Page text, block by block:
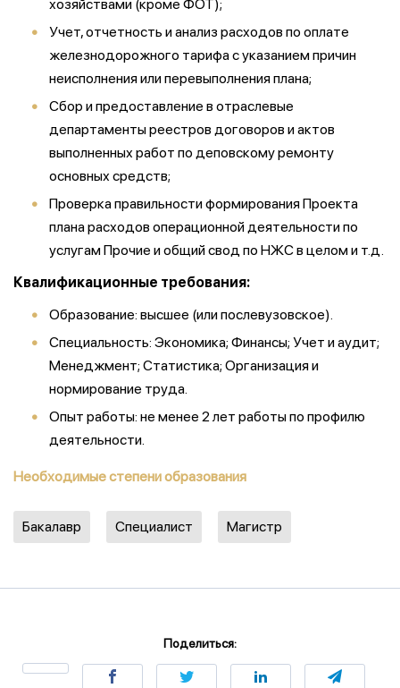
хозяйствами (кроме ФОТ);
Учет, отчетность и анализ расходов по оплате
железнодорожного тарифа с указанием причин
неисполнения или перевыполнения плана;
Сбор и предоставление в отраслевые
департаменты реестров договоров и актов
выполненных работ по деповскому ремонту
основных средств;
Проверка правильности формирования Проекта
плана расходов операционной деятельности по
услугам Прочие и общий свод по НЖС в целом и т.д.
Квалификационные требования:
Образование: высшее (или послевузовское).
Специальность: Экономика; Финансы; Учет и аудит;
Менеджмент; Статистика; Организация и
нормирование труда.
Опыт работы: не менее 2 лет работы по профилю
деятельности.
Необходимые степени образования
Бакалавр Специалист Магистр
Поделиться: